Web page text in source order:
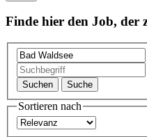
Finde hier den Job, der
Suchen Suche
Sortieren nach